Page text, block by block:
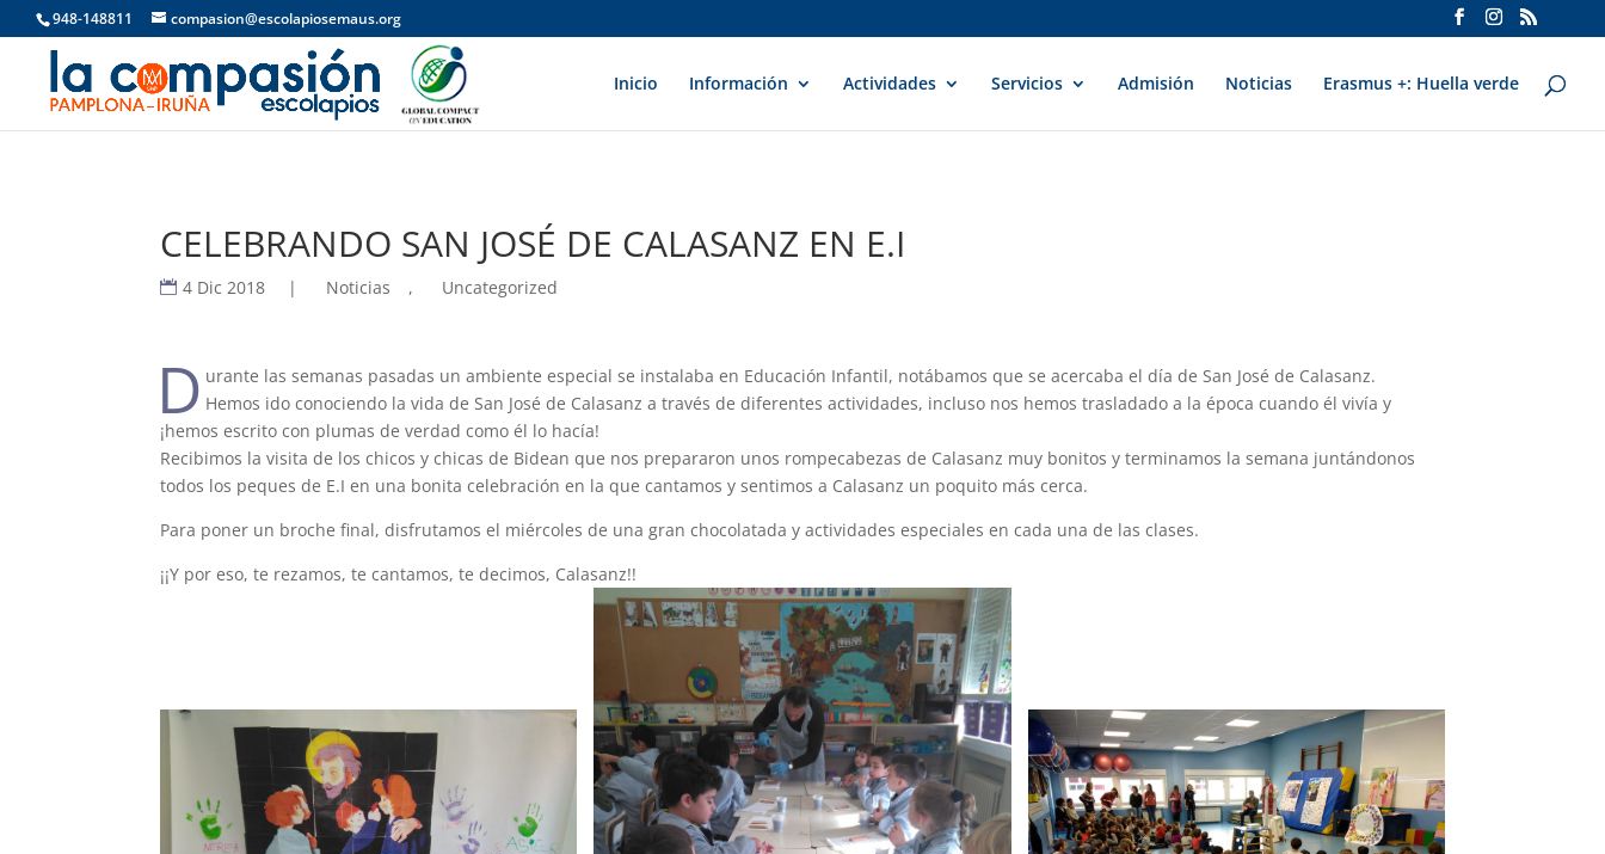
948-148811 compasion@escolapiosemaus.org
Inicio Información Actividades Servicios Admisión Noticias Erasmus +: Huella verde
CELEBRANDO SAN JOSÉ DE CALASANZ EN E.I
4 Dic 2018 | Noticias , Uncategorized
D urante las semanas pasadas un ambiente especial se instalaba en Educación Infantil, notábamos que se acercaba el día de San José de Calasanz.
Hemos ido conociendo la vida de San José de Calasanz a través de diferentes actividades, incluso nos hemos trasladado a la época cuando él vivía y
¡hemos escrito con plumas de verdad como él lo hacía!
Recibimos la visita de los chicos y chicas de Bidean que nos prepararon unos rompecabezas de Calasanz muy bonitos y terminamos la semana juntándonos
todos los peques de E.I en una bonita celebración en la que cantamos y sentimos a Calasanz un poquito más cerca.
Para poner un broche final, disfrutamos el miércoles de una gran chocolatada y actividades especiales en cada una de las clases.
¡¡Y por eso, te rezamos, te cantamos, te decimos, Calasanz!!